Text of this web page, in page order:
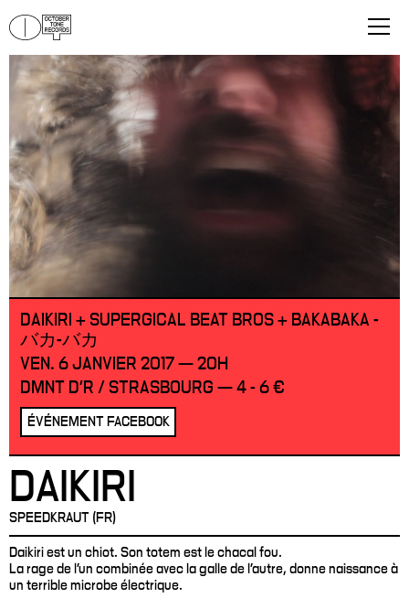
DAIKIRI + SUPERGICAL BEAT BROS + BAKABAKA -
バカ-バカ
VEN. 6 JANVIER 2017 — 20H
DMNT D'R / STRASBOURG — 4 - 6 €
ÉVÉNEMENT FACEBOOK
DAIKIRI
SPEEDKRAUT (FR)
Daikiri est un chiot. Son totem est le chacal fou.
La rage de l’un combinée avec la galle de l’autre, donne naissance à
un terrible microbe électrique.